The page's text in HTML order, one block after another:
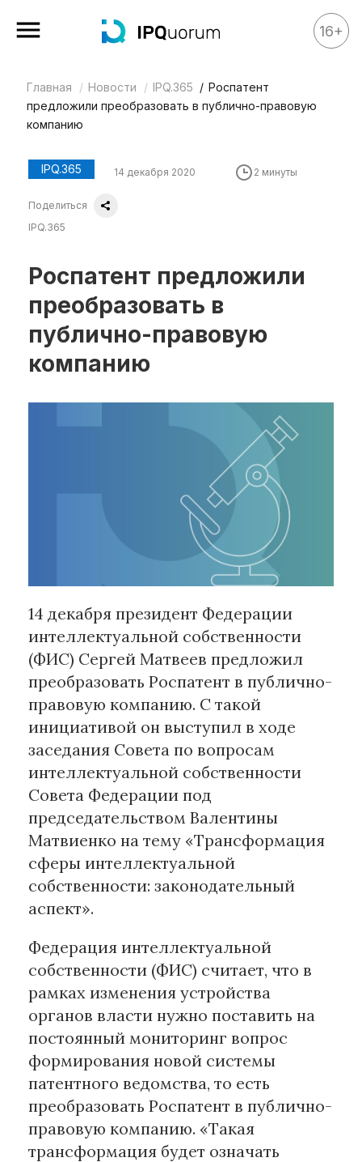
Все материалы
Аналитика
Legal review
События
IPQ.365
IP Stories
О нас
Календарь
Интеллектуальная собственность
Медиа
Образование
Издательское дело
Музыка
Музеи
Материалы партнеров
АКИ
Artists / Художники.РФ
n'RIS
Онлайн патент
Цифровой Сарафан
Смотрите нас в соцсетях и мессенджерах
16+
Главная Новости IPQ.365
Роспатент
предложили преобразовать в публично-правовую
компанию
IPQ.365 14 декабря 2020 2 минуты
Поделиться
IPQ.365
Роспатент предложили
преобразовать в
публично-правовую
компанию
14 декабря президент Федерации
интеллектуальной собственности
(ФИС) Сергей Матвеев предложил
преобразовать Роспатент в публично-
правовую компанию. С такой
инициативой он выступил в ходе
заседания Совета по вопросам
интеллектуальной собственности
Совета Федерации под
председательством Валентины
Матвиенко на тему «Трансформация
сферы интеллектуальной
собственности: законодательный
аспект».
Федерация интеллектуальной
собственности (ФИС) считает, что в
рамках изменения устройства
органов власти нужно поставить на
постоянный мониторинг вопрос
формирования новой системы
патентного ведомства, то есть
преобразовать Роспатент в публично-
правовую компанию. «Такая
трансформация будет означать